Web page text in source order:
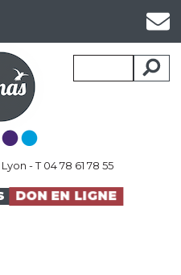
- T 04 78 61 78 55
DON EN LIGNE